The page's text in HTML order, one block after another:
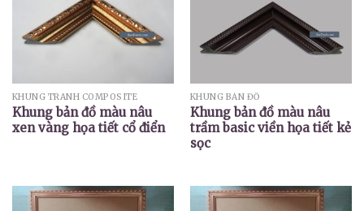
KHUNG TRANH COMPOSITE
Khung bản đồ màu nâu
xen vàng họa tiết cổ điển
KHUNG BẢN ĐỒ
Khung bản đồ màu nâu
trầm basic viền họa tiết kẻ
sọc